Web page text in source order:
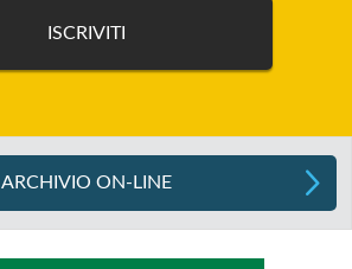
ARCHIVIO ON-LINE